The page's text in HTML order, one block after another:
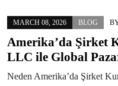
MARCH 08, 2026 BLOG
Amerika’da Şirket
LLC ile Global
Neden Amerika’da Şirket